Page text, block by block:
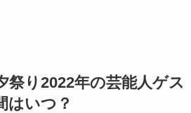
祭り2022年の芸能人ゲス
はいつ？